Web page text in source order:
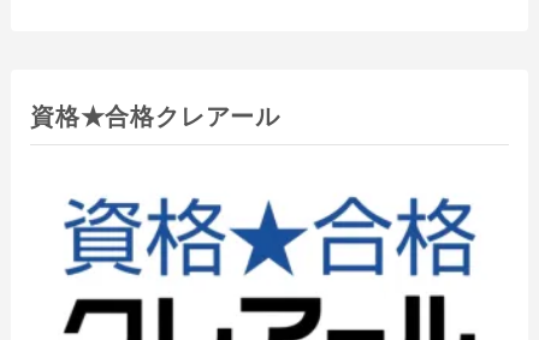
資格★合格クレアール